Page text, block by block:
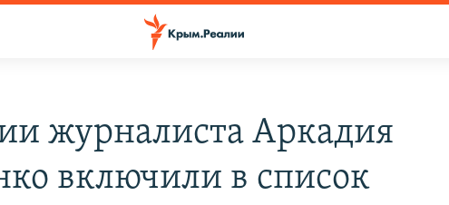
журналиста Аркадия
включили в список